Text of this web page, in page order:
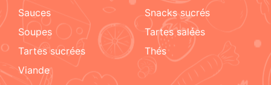
sauces
snacks sucrés
soupes
tartes salées
tartes sucrées
Thés
viande